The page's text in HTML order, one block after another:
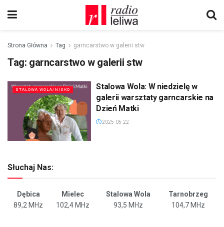
Strona Główna Tag garncarstwo w galerii stw
Tag: garncarstwo w galerii stw
STALOWA WOLA/NISKO
Stalowa Wola: W niedzielę w
galerii warsztaty garncarskie na
Dzień Matki
2025-05-22
Słuchaj Nas:
Dębica Mielec Stalowa Wola
Tarnobrzeg
89,2 MHz
102,4 MHz 93,5 MHz 104,7 MHz